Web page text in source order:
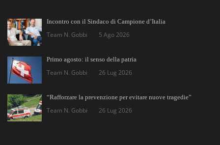
Incontro con il Sindaco di Campione d’Italia
Team N. Gobbi 5 Ago 2026
Primo agosto: il senso della patria
Team N. Gobbi 26 Lug 2026
“Rafforzare la prevenzione per evitare nuove tragedie”
Team N. Gobbi 26 Lug 2026